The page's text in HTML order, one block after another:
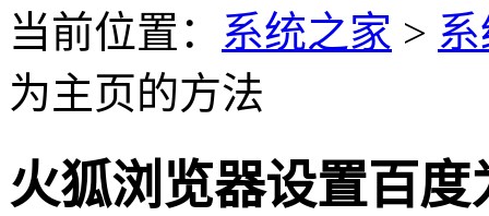
当前位置： 系统之家 >
为主页的方法
火狐浏览器设置百度